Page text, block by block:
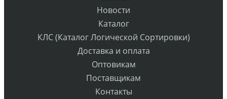
Новости
Каталог
КЛС (Каталог Логической Сортировки)
Доставка и оплата
Оптовикам
Поставщикам
Контакты